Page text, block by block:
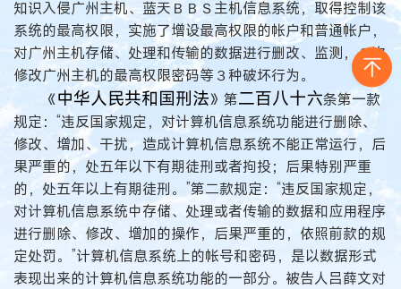
知识入侵广州主机、蓝天ＢＢＳ主机信息系统，取得控制该
系统的最高权限，实施了增设最高权限的帐户和普通帐户，
对广州主机存储、处理和传输的数据进行删改、监测，３次
修改广州主机的最高权限密码等３种破坏行为。
《中华人民共和国刑法》第二百八十六条第一款
规定：“违反国家规定，对计算机信息系统功能进行删除、
修改、增加、干扰，造成计算机信息系统不能正常运行，后
果严重的，处五年以下有期徒刑或者拘投；后果特别严重
的，处五年以上有期徒刑。”第二款规定：“违反国家规定，
对计算机信息系统中存储、处理或者传输的数据和应用程序
进行删除、修改、增加的操作，后果严重的，依照前款的规
定处罚。”计算机信息系统上的帐号和密码，是以数据形式
表现出来的计算机信息系统功能的一部分。被告人吕薛文对